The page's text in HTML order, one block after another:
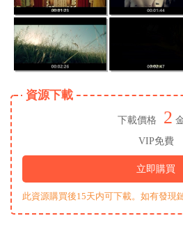
資源下載
下載價格 2
VIP免費
立即購買
此資源購買後15天内可下載。如有發現